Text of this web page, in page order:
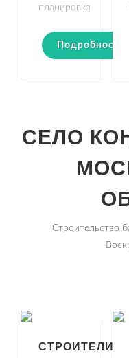
планировка
Подробности
СЕЛО
Строительство
СТРОИТЕЛИ